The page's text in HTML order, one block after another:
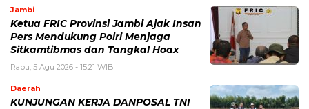
Jambi
Ketua FRIC Provinsi Jambi Ajak Insan
Pers Mendukung Polri Menjaga
Sitkamtibmas dan Tangkal Hoax
Rabu, 5 Agu 2026 - 15:21 WIB
Daerah
KUNJUNGAN KERJA DANPOSAL TNI